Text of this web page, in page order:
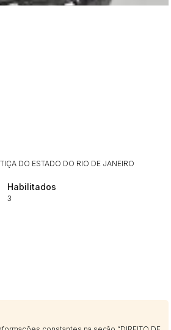
DO ESTADO DO RIO DE JANEIRO
Habilitados
3
18:43:11 TIAGOFELIPE
18:43:11
18:43:11
Clique aqui para fazer login